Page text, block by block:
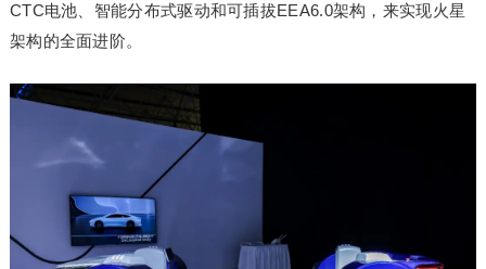
CTC电池、智能分布式驱动和可插拔EEA6.0架构，来实现火星
架构的全面进阶。